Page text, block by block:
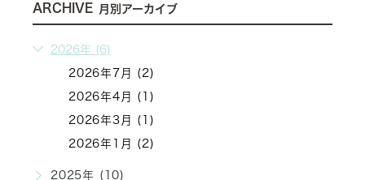
ARCHIVE 月別アーカイブ
2026年 (6)
2026年7月 (2)
2026年4月 (1)
2026年3月 (1)
2026年1月 (2)
2025年 (10)